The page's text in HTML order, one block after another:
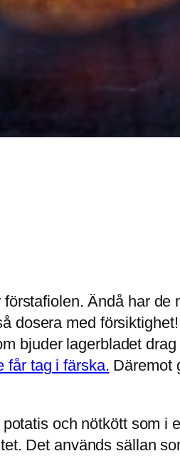
Ändå har de
dosera med
bjuder lagerbladet
får tag i färska. Däremot
och nötkött som i
Det används sällan